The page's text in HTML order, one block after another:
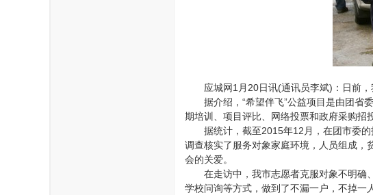
应城网1月20日讯(通讯员李斌)：日前
据介绍，“希望伴飞”公益项目是由团省
期培训、项目评比、网络投票和政府采购招
据统计，截至2015年12月，在团市委
调查核实了服务对象家庭环境，人员组成，
会的关爱。
在走访中，我市志愿者克服对象不明确
学校问询等方式，做到了不漏一户，不掉一